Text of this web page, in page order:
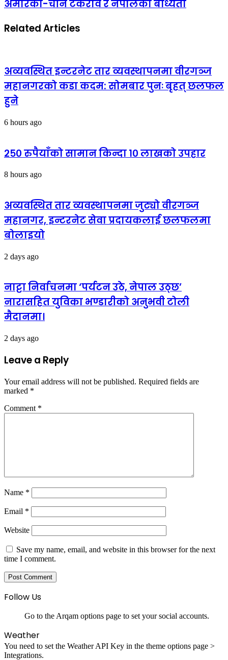
अमेरिका-चीन टकराव र नेपालको बाध्यता
Related Articles
अव्यवस्थित इन्टरनेट तार व्यवस्थापनमा वीरगञ्ज
महानगरको कडा कदम: सोमबार पुनः बृहत् छलफल
हुने
6 hours ago
२५० रुपैयाँको सामान किन्दा १० लाखको उपहार
8 hours ago
अव्यवस्थित तार व्यवस्थापनमा जुट्यो वीरगञ्ज
महानगर, इन्टरनेट सेवा प्रदायकलाई छलफलमा
बोलाइयो
2 days ago
नाट्टा निर्वाचनमा ‘पर्यटन उठे, नेपाल उठ्छ’
नारासहित युविका भण्डारीको अनुभवी टोली
मैदानमा।
2 days ago
Leave a Reply
Your email address will not be published. Required fields are
marked *
Comment *
Name *
Email *
Website
Save my name, email, and website in this browser for the next
time I comment.
Follow Us
Go to the Arqam options page to set your social accounts.
Weather
You need to set the Weather API Key in the theme options page >
Integrations.